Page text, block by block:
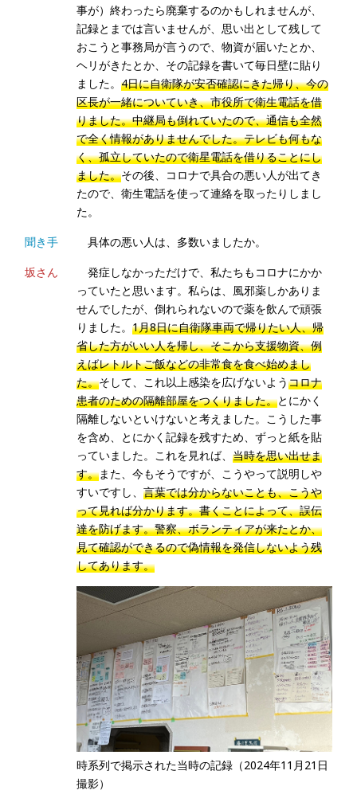
事が）終わったら廃棄するのかもしれませんが、
記録とまでは言いませんが、思い出として残して
おこうと事務局が言うので、物資が届いたとか、
ヘリがきたとか、その記録を書いて毎日壁に貼り
ました。4日に自衛隊が安否確認にきた帰り、今の
区長が一緒についていき、市役所で衛生電話を借
りました。中継局も倒れていたので、通信も全然
で全く情報がありませんでした。テレビも何もな
く、孤立していたので衛星電話を借りることにし
ました。その後、コロナで具合の悪い人が出てき
たので、衛生電話を使って連絡を取ったりしまし
た。
聞き手
具体の悪い人は、多数いましたか。
坂さん
発症しなかっただけで、私たちもコロナにかか
っていたと思います。私らは、風邪薬しかありま
せんでしたが、倒れられないので薬を飲んで頑張
りました。1月8日に自衛隊車両で帰りたい人、帰
省した方がいい人を帰し、そこから支援物資、例
えばレトルトご飯などの非常食を食べ始めまし
た。そして、これ以上感染を広げないようコロナ
患者のための隔離部屋をつくりました。とにかく
隔離しないといけないと考えました。こうした事
を含め、とにかく記録を残すため、ずっと紙を貼
っていました。これを見れば、当時を思い出せま
す。また、今もそうですが、こうやって説明しや
すいですし、言葉では分からないことも、こうや
って見れば分かります。書くことによって、誤伝
達を防げます。警察、ボランティアが来たとか、
見て確認ができるので偽情報を発信しないよう残
してあります。
時系列で掲示された当時の記録（2024年11月21日
撮影）